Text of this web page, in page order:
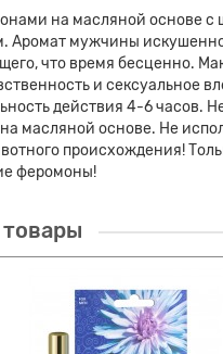
на масляной основе с
Аромат мужчины
что время бесценно.
и сексуальное
действия 4-6 часов.
масляной основе. Не
происхождения!
феромоны!